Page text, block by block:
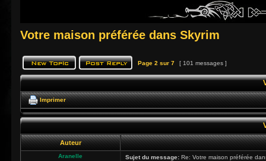
Votre maison préférée dans Skyrim
Page 2 sur 7 [ 101 messages ]
Imprimer
Auteur
Aranelle Sujet du message: Re: Votre maison préférée